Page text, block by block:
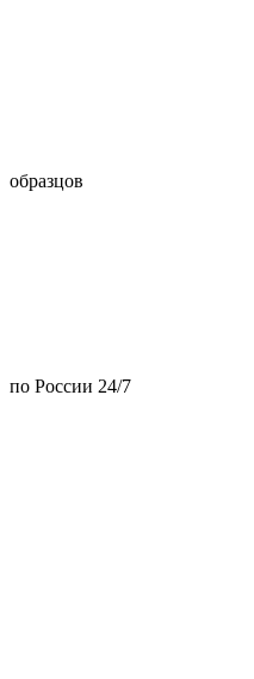
образцов
по России 24/7